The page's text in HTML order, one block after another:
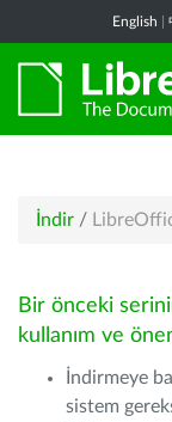
English
İndir /
Bir önceki
kullanım ve
İndirmeye
sistem